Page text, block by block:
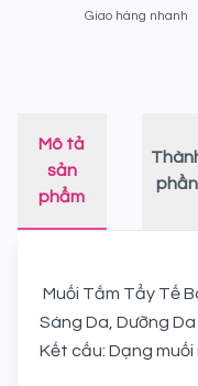
Giao hàng nhanh
Mô tả
sản
phẩm
phần
Muối Tắm Tẩy Tế
Sáng Da, Dưỡng
Kết cấu: Dạng muối